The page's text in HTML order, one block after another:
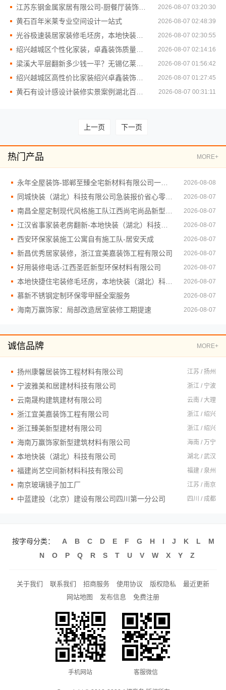
2026-08-07 03:20:30
黄石百年米莱专业空间设计一站式 2026-08-07 02:48:39
2026-08-07 02:30:55
2026-08-07 02:14:16
2026-08-07 01:56:42
2026-08-07 01:27:45
2026-08-07 00:31:11
上一页 下一页
热门产品 MORE+
2026-08-08
2026-08-07
2026-08-07
2026-08-07
西安环保家装施工公寓自有施工队-居安天成 2026-08-07
新昌优秀居家装修，浙江宜美嘉装饰工程有限公司 2026-08-07
好用装修电话-江西圣匠新型环保材料有限公司 2026-08-07
2026-08-07
慕新不锈钢定制环保零甲醛全案服务 2026-08-07
海南万赢饰家：局部改造居室装修工期提速 2026-08-07
诚信品牌 MORE+
扬州康馨居装饰工程材料有限公司 江苏 / 扬州
宁波雅美和居建材科技有限公司 浙江 / 宁波
云南晟构建筑建材有限公司 云南 / 大理
浙江宜美嘉装饰工程有限公司 浙江 / 绍兴
浙江臻美新型建材有限公司 浙江 / 绍兴
海南万赢饰家新型建筑材料有限公司 海南 / 万宁
本地快装（湖北）科技有限公司 湖北 / 武汉
福建尚艺空间新材料科技有限公司 福建 / 泉州
南京玻璃镜子加工厂 江苏 / 南京
中蓝建投（北京）建设有限公司四川第一分公司 四川 / 成都
按字母分类： A B C D E F G H I J K L
M
N
O P Q R S T U V W X Y Z
关于我们 联系我们 招商服务 使用协议 版权隐私
最近更新
网站地图
发布信息 免费注册
手机网站 客服微信